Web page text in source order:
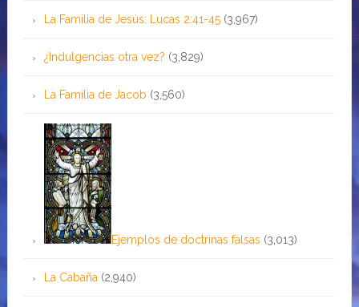
La Familia de Jesús: Lucas 2:41-45 (3,967)
¿Indulgencias otra vez? (3,829)
La Familia de Jacob (3,560)
Ejemplos de doctrinas falsas (3,013)
La Cabaña (2,940)